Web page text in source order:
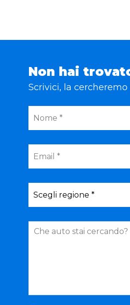
Non hai
Scrivici, la